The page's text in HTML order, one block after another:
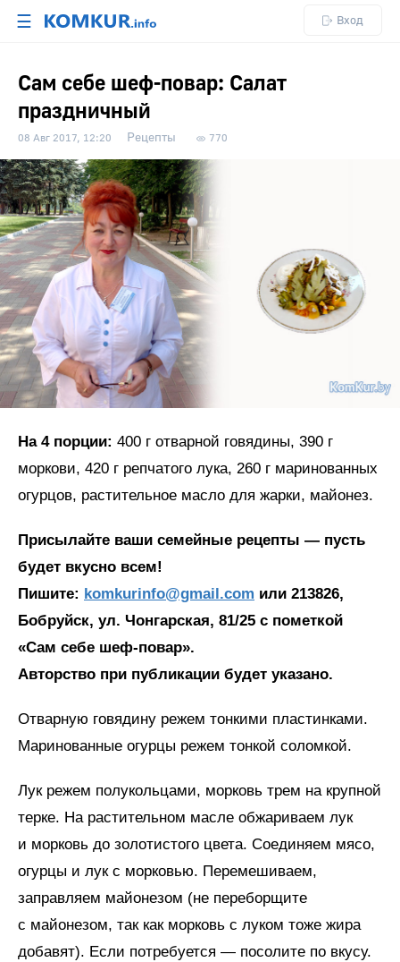
☰ Вход
Сам себе шеф-повар: Салат
праздничный
08 Авг 2017, 12:20 Рецепты 770
На 4 порции: 400 г отварной говядины, 390 г
моркови, 420 г репчатого лука, 260 г маринованных
огурцов, растительное масло для жарки, майонез.
Присылайте ваши семейные рецепты — пусть
будет вкусно всем!
Пишите: komkurinfo@gmail.com или 213826,
Бобруйск, ул. Чонгарская, 81/25 с пометкой
«Сам себе шеф-повар».
Авторство при публикации будет указано.
Отварную говядину режем тонкими пластинками.
Маринованные огурцы режем тонкой соломкой.
Лук режем полукольцами, морковь трем на крупной
терке. На растительном масле обжариваем лук
и морковь до золотистого цвета. Соединяем мясо,
огурцы и лук с морковью. Перемешиваем,
заправляем майонезом (не переборщите
с майонезом, так как морковь с луком тоже жира
добавят). Если потребуется — посолите по вкусу.